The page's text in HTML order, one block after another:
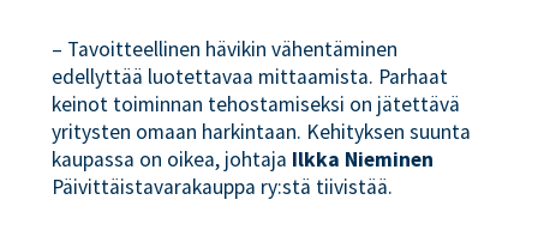
– Tavoitteellinen hävikin vähentäminen
edellyttää luotettavaa mittaamista. Parhaat
keinot toiminnan tehostamiseksi on jätettävä
yritysten omaan harkintaan. Kehityksen suunta
kaupassa on oikea, johtaja Ilkka Nieminen
Päivittäistavarakauppa ry:stä tiivistää.